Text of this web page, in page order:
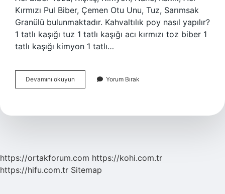
Kırmızı Pul Biber, Çemen Otu Unu, Tuz, Sarımsak
Granülü bulunmaktadır. Kahvaltılık poy nasıl yapılır?
1 tatlı kaşığı tuz 1 tatlı kaşığı acı kırmızı toz biber 1
tatlı kaşığı kimyon 1 tatlı…
Devamını okuyun
Baharatı
Kullanılır
Yorum Bırak
https://ortakforum.com https://kohi.com.tr
https://hifu.com.tr Sitemap